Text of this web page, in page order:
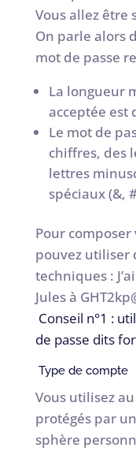
Vous allez être
On parle alors
mot de passe
La longueur
acceptée est
Le mot de
chiffres, des
lettres
spéciaux (&,
Pour composer
pouvez utiliser
techniques :
Jules à
Conseil n°1 :
de passe dits
Type de compte
Vous utilisez
protégés par
sphère